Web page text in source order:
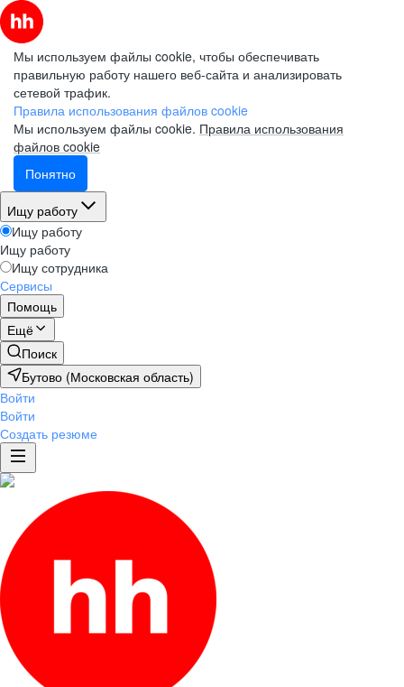
Мы используем файлы cookie, чтобы обеспечивать
правильную работу нашего веб-сайта и анализировать
сетевой трафик.
Правила использования файлов cookie
Мы используем файлы cookie. Правила использования
файлов cookie
Понятно
Ищу работу
Ищу работу
Ищу работу
Ищу сотрудника
Сервисы
Помощь
Ещё
Поиск
Бутово (Московская область)
Войти
Войти
Создать резюме